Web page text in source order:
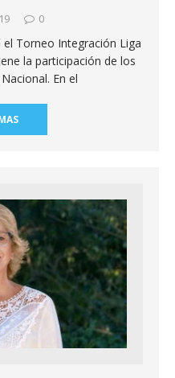
0
Torneo Integración Liga
la participación de los
En el